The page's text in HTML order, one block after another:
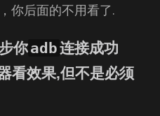
你后面的不用看了.
你adb连接成功
看效果,但不是必须